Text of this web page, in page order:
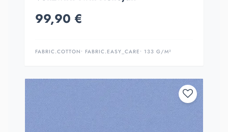
99,90 €
FABRIC.COTTON • FABRIC.EASY_CARE • 133 G/M²